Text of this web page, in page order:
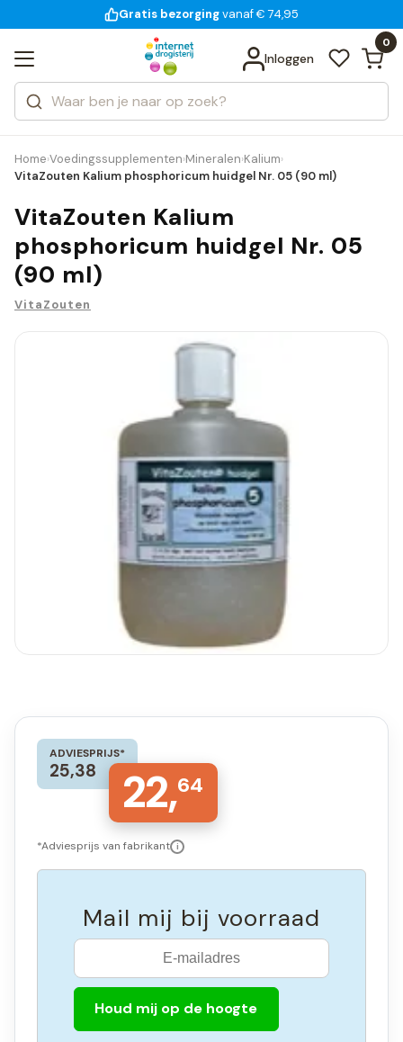
voor 18:00 uur besteld
Gratis bezorging
14 dagen bedenktijd
Inloggen
0
Zoeken
Categorieën
Merken
Bekijk alle resultaten
Home›Voedingssupplementen›Mineralen›Kalium›
VitaZouten Kalium phosphoricum huidgel Nr. 05 (90 ml)
VitaZouten Kalium
phosphoricum huidgel Nr. 05
(90 ml)
VitaZouten
ADVIESPRIJS*
25,38 22,64
*Adviesprijs van fabrikant i
Mail mij bij voorraad
Houd mij op de hoogte